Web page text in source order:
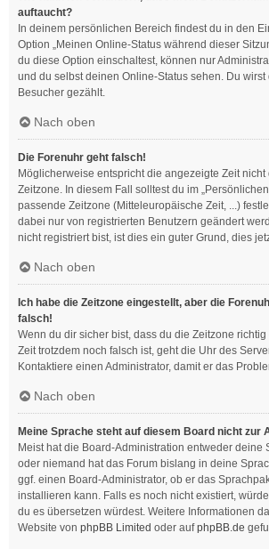
auftaucht?
In deinem persönlichen Bereich findest du in den
Option „Meinen Online-Status während dieser
du diese Option einschaltest, können nur
und du selbst deinen Online-Status sehen. Du
Besucher gezählt.
Nach oben
Die Forenuhr geht falsch!
Möglicherweise entspricht die angezeigte Zeit
Zeitzone. In diesem Fall solltest du im
passende Zeitzone (Mitteleuropäische Zeit, ...)
dabei nur von registrierten Benutzern geändert
nicht registriert bist, ist dies ein guter Grund, dies
Nach oben
Ich habe die Zeitzone eingestellt, aber die
falsch!
Wenn du dir sicher bist, dass du die Zeitzone
Zeit trotzdem noch falsch ist, geht die Uhr des
Kontaktiere einen Administrator, damit er das
Nach oben
Meine Sprache steht auf diesem Board nicht zur
Meist hat die Board-Administration entweder deine
oder niemand hat das Forum bislang in deine
ggf. einen Board-Administrator, ob er das
installieren kann. Falls es noch nicht existiert,
du es übersetzen würdest. Weitere Informationen
Website von phpBB Limited oder aufphpBB.de